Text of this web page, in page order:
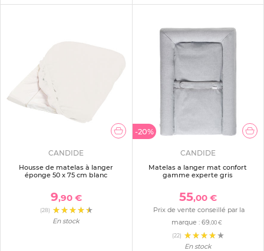
CANDIDE
Housse de matelas à langer
éponge 50 x 75 cm blanc
9,90 €
(28)
En stock
-20%
CANDIDE
Matelas a langer mat confort
gamme experte gris
55,00 €
Prix de vente conseillé par la
marque : 69 ,00 €
(22)
En stock